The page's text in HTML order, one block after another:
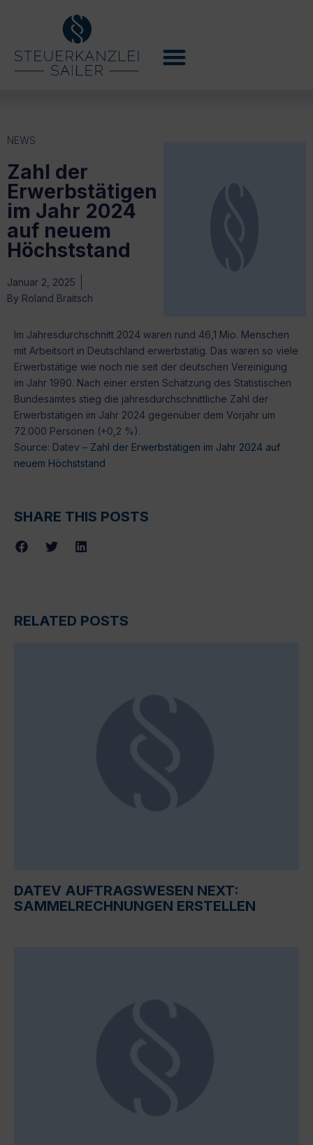
NEWS
Zahl der
Erwerbstätigen
im Jahr 2024
auf neuem
Höchststand
Januar 2, 2025
By Roland Braitsch
Im Jahresdurchschnitt 2024 waren rund 46,1 Mio. Menschen
mit Arbeitsort in Deutschland erwerbstätig. Das waren so viele
Erwerbstätige wie noch nie seit der deutschen Vereinigung
im Jahr 1990. Nach einer ersten Schätzung des Statistischen
Bundesamtes stieg die jahresdurchschnittliche Zahl der
Erwerbstätigen im Jahr 2024 gegenüber dem Vorjahr um
72.000 Personen (+0,2 %).
Source: Datev – Zahl der Erwerbstätigen im Jahr 2024 auf
neuem Höchststand
SHARE THIS POSTS
RELATED POSTS
DATEV AUFTRAGSWESEN NEXT:
SAMMELRECHNUNGEN ERSTELLEN